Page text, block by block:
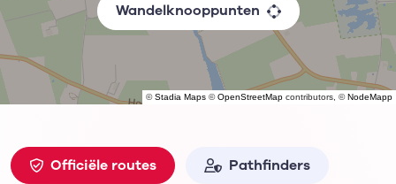
©Stadia Maps ©OpenStreetMap contributors, ©NodeMapp
Wandelknooppunten
Officiële routes Pathfinders